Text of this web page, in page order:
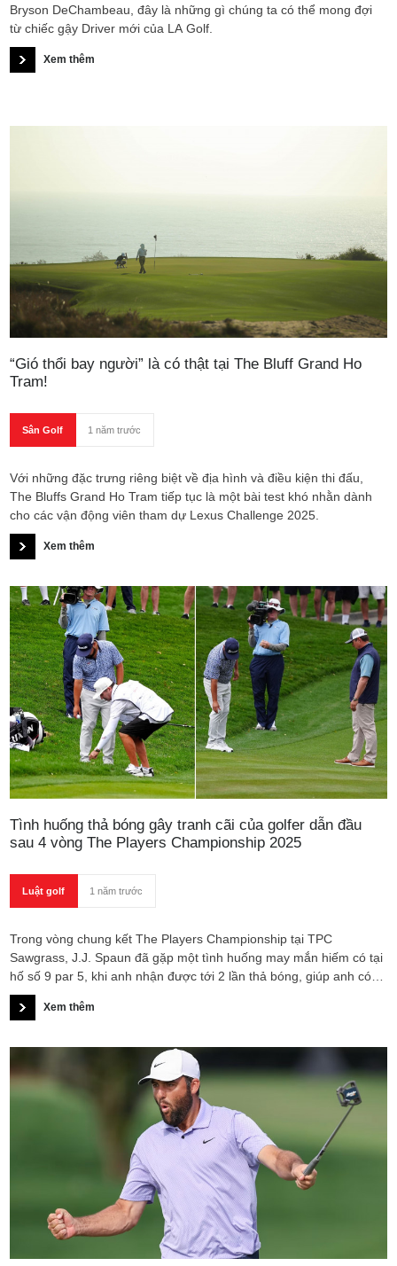
Bryson DeChambeau, đây là những gì chúng ta có thể mong đợi
từ chiếc gậy Driver mới của LA Golf.
Xem thêm
“Gió thổi bay người” là có thật tại The Bluff Grand Ho
Tram!
Sân Golf 1 năm trước
Với những đặc trưng riêng biệt về địa hình và điều kiện thi đấu,
The Bluffs Grand Ho Tram tiếp tục là một bài test khó nhằn dành
cho các vận động viên tham dự Lexus Challenge 2025.
Xem thêm
Tình huống thả bóng gây tranh cãi của golfer dẫn đầu
sau 4 vòng The Players Championship 2025
Luật golf 1 năm trước
Trong vòng chung kết The Players Championship tại TPC
Sawgrass, J.J. Spaun đã gặp một tình huống may mắn hiếm có tại
hố số 9 par 5, khi anh nhận được tới 2 lần thả bóng, giúp anh có
cơ hội ghi điểm birdie quan trọng.
Xem thêm